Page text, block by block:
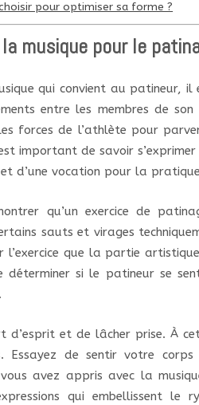
pour optimiser sa forme ?
la musique pour le
qui convient au patineur,
entre les membres de
forces de l’athlète pour
important de savoir
d’une vocation pour la
qu’un exercice de
sauts et virages
l’exercice que la partie
déterminer si le patineur se
d’esprit et de lâcher prise. À
Essayez de sentir votre
avez appris avec la
qui embellissent le